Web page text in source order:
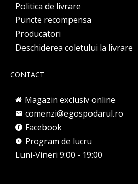
Politica de livrare
Puncte recompensa
Producatori
Deschiderea coletului la livrare
CONTACT
Magazin exclusiv online
comenzi@egospodarul.ro
Facebook
Program de lucru
Luni-Vineri 9:00 - 19:00